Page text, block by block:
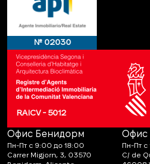
№ 02030
RAICV - 5012
Офис Бенидорм
Пн-Пт с 9:00 до 18:00
Carrer Migjorn, 3, 03570
Офис
Пн-Пт
C/ de